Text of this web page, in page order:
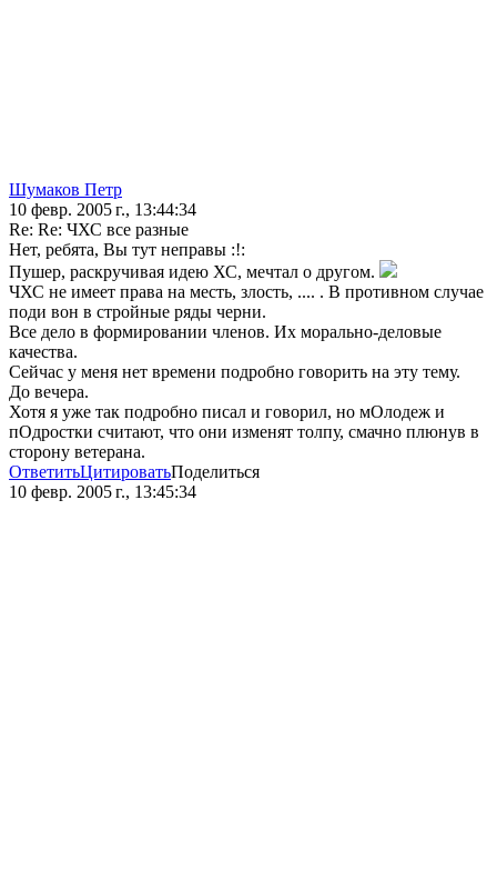
Шумаков Петр
10 февр. 2005 г., 13:44:34
Re: Re: ЧХС все разные
Нет, ребята, Вы тут неправы :!:
Пушер, раскручивая идею ХС, мечтал о другом.
ЧХС не имеет права на месть, злость, .... . В противном случае
поди вон в стройные ряды черни.
Все дело в формировании членов. Их морально-деловые
качества.
Сейчас у меня нет времени подробно говорить на эту тему.
До вечера.
Хотя я уже так подробно писал и говорил, но мОлодеж и
пОдростки считают, что они изменят толпу, смачно плюнув в
сторону ветерана.
ОтветитьЦитироватьПоделиться
10 февр. 2005 г., 13:45:34